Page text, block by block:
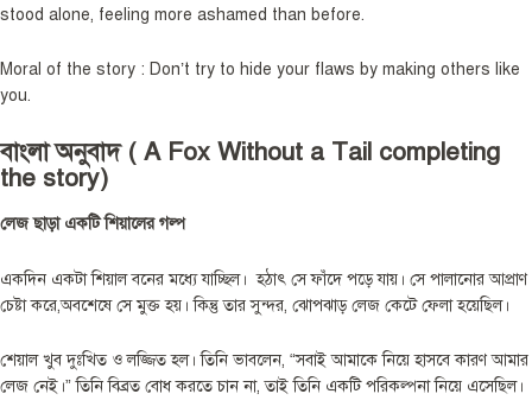
stood alone, feeling more ashamed than before.
Moral of the story : Don’t try to hide your flaws by making others like
you.
বাংলা অনুবাদ ( A Fox Without a Tail completing
the story)
লেজ ছাড়া একটি শিয়ালের গল্প
একদিন একটা শিয়াল বনের মধ্যে যাচ্ছিল। হঠাৎ সে ফাঁদে পড়ে যায়। সে পালানোর আপ্রাণ
চেষ্টা করে,অবশেষে সে মুক্ত হয়। কিন্তু তার সুন্দর, ঝোপঝাড় লেজ কেটে ফেলা হয়েছিল।
শেয়াল খুব দুঃখিত ও লজ্জিত হল। তিনি ভাবলেন, “সবাই আমাকে নিয়ে হাসবে কারণ আমার
লেজ নেই।” তিনি বিব্রত বোধ করতে চান না, তাই তিনি একটি পরিকল্পনা নিয়ে এসেছিল।